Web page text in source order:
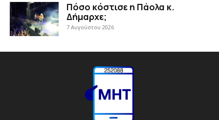
Πόσο κόστισε η Πάολα κ.
Δήμαρχε;
7 Αυγούστου 2026